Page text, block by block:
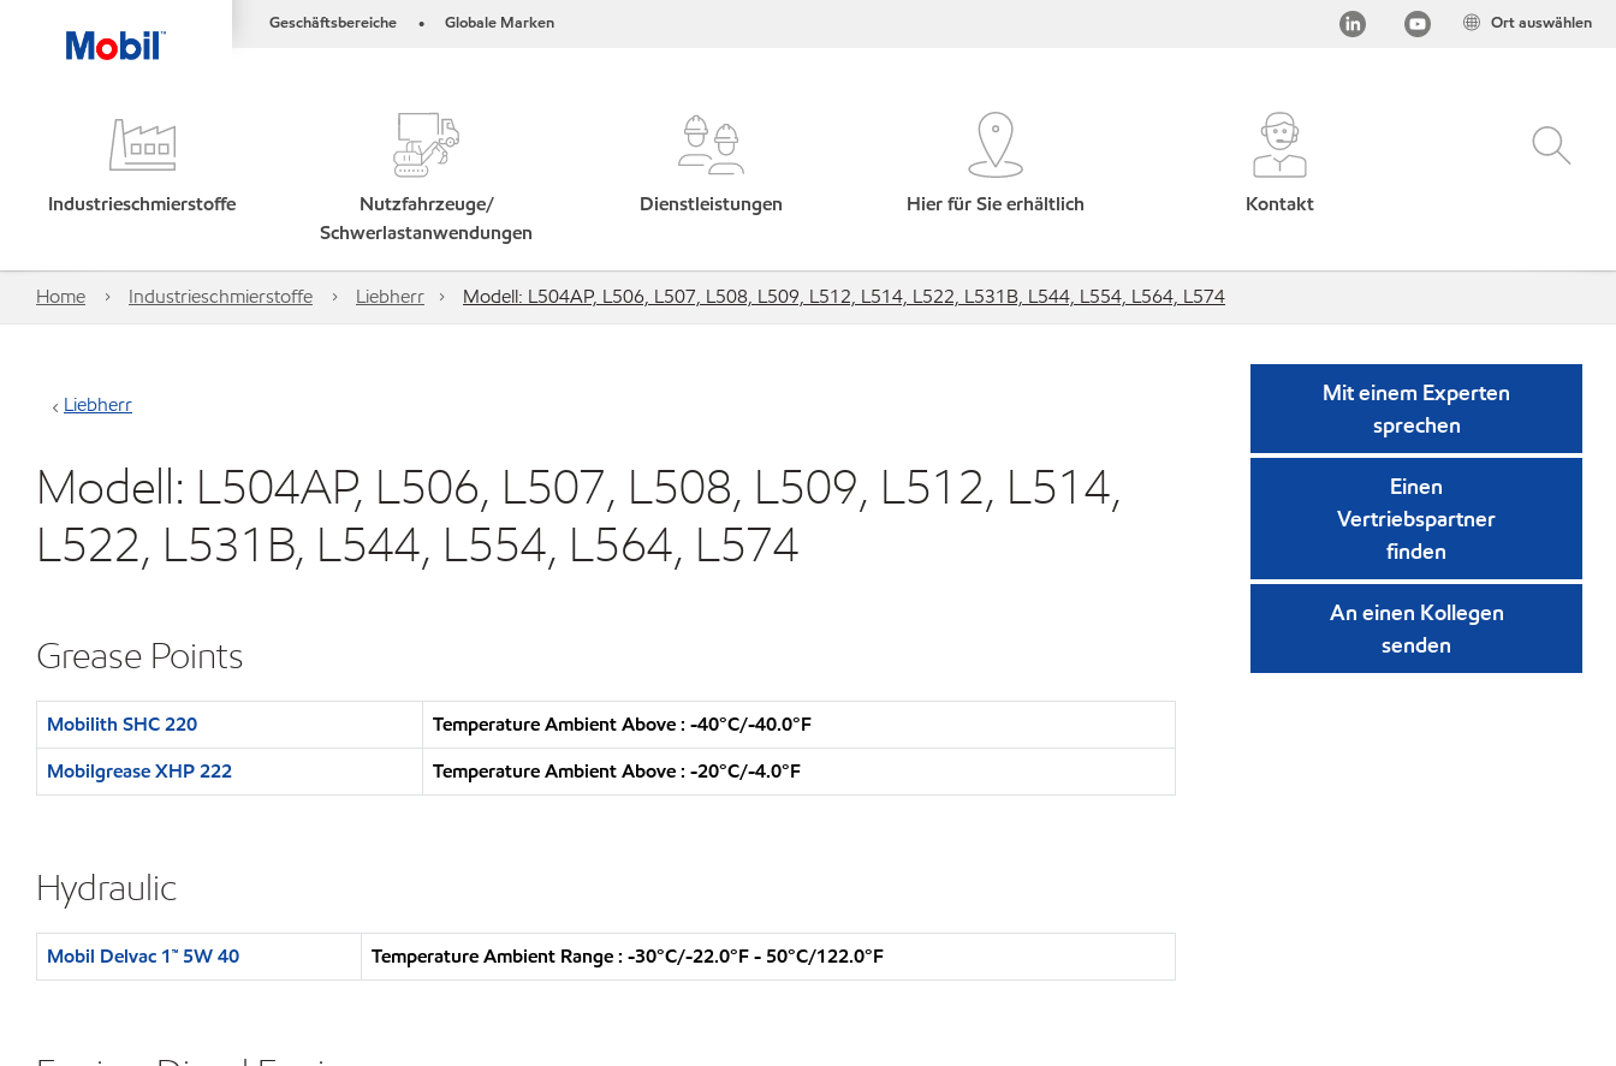
Geschäftsbereiche • Globale Marken Ort auswählen
Industrieschmierstoffe
Nutzfahrzeuge/
Schwerlastanwendungen
Dienstleistungen Hier für Sie erhältlich Kontakt
Home Industrieschmierstoffe Liebherr Modell: L504AP, L506, L507, L508, L509, L512, L514, L522, L531B, L544, L554, L564, L574
Liebherr
Modell: L504AP, L506, L507, L508, L509, L512, L514,
L522, L531B, L544, L554, L564, L574
Grease Points
Mobilith SHC 220
Temperature Ambient Above : -40°C/-40.0°F
Mobilgrease XHP 222
Temperature Ambient Above : -20°C/-4.0°F
Hydraulic
Mobil Delvac 1™ 5W 40 Temperature Ambient Range : -30°C/-22.0°F - 50°C/122.0°F
Mit einem Experten
sprechen
Einen
Vertriebspartner
finden
An einen Kollegen
senden